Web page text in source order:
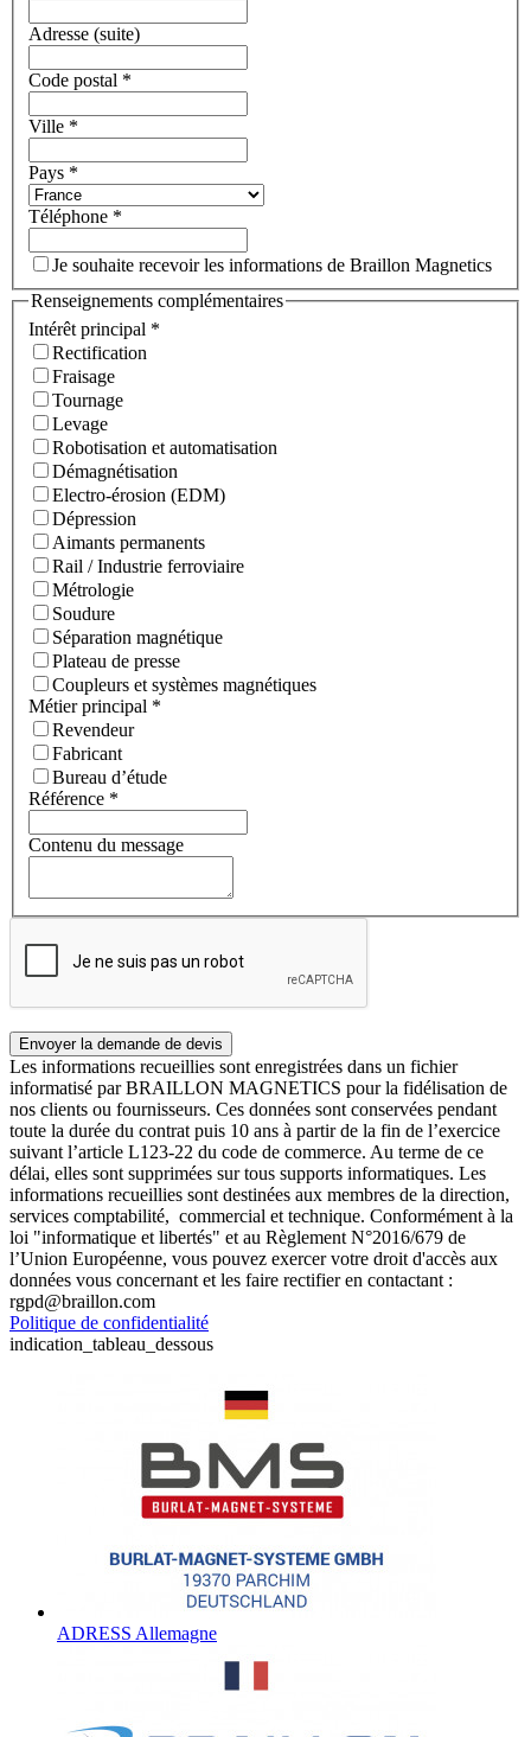
Adresse (suite)
Code postal *
Ville *
Pays *
Téléphone *
Je souhaite recevoir les informations de Braillon Magnetics
Renseignements complémentaires
Intérêt principal *
Rectification
Fraisage
Tournage
Levage
Robotisation et automatisation
Démagnétisation
Electro-érosion (EDM)
Dépression
Aimants permanents
Rail / Industrie ferroviaire
Métrologie
Soudure
Séparation magnétique
Plateau de presse
Coupleurs et systèmes magnétiques
Métier principal *
Revendeur
Fabricant
Bureau d’étude
Référence *
Contenu du message
Les informations recueillies sont enregistrées dans un fichier
informatisé par BRAILLON MAGNETICS pour la fidélisation de
nos clients ou fournisseurs. Ces données sont conservées pendant
toute la durée du contrat puis 10 ans à partir de la fin de l’exercice
suivant l’article L123-22 du code de commerce. Au terme de ce
délai, elles sont supprimées sur tous supports informatiques. Les
informations recueillies sont destinées aux membres de la direction,
services comptabilité, commercial et technique. Conformément à la
loi "informatique et libertés" et au Règlement N°2016/679 de
l’Union Européenne, vous pouvez exercer votre droit d'accès aux
données vous concernant et les faire rectifier en contactant :
rgpd@braillon.com
Politique de confidentialité
indication_tableau_dessous
ADRESS Allemagne